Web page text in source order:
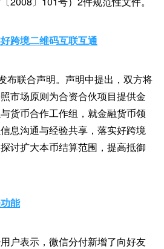
跨境二维码互联互通
布联合声明。声明中提出，双方将
市场原则为合资合伙项目提供金
货币合作工作组，就金融货币领
息沟通与经验共享，落实好跨境
讨扩大本币结算范围，提高抵御
能
户表示，微信分付新增了向好友